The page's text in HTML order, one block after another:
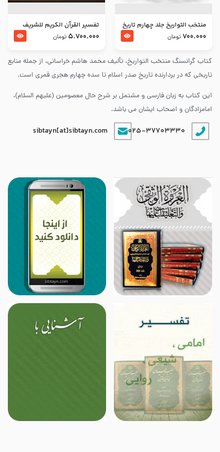
کتاب گرانسنگ منتخب التواريخ، تألیف محمد هاشم خراسانی، از جمله منابع
تاریخی که در بردارنده تاریخ صدر اسلام تا سده چهارم هجری قمری است.
این کتاب به زبان فارسی و مشتمل بر شرح حال معصومین (علیهم السلام)،
امامزادگان و اصحاب ایشان می باشد.
025-37703330
sibtayn[at]sibtayn.com
منتخب التواریخ جلد چهارم تاریخ
امام زین العابدین و امام محمد
700.000 تومان
تفسير القرآن الكريم للشريف
المرتضي قدس سرّه
5.700.000 تومان